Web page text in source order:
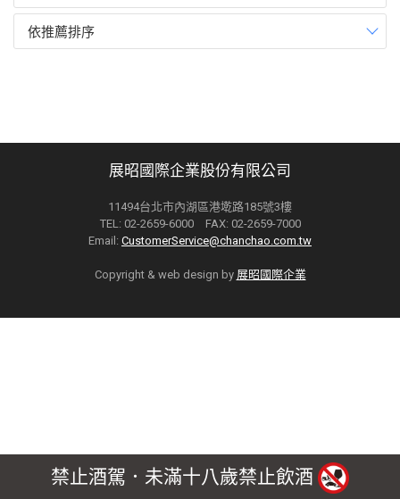
依推薦排序
展昭國際企業股份有限公司
11494台北市內湖區港墘路185號3樓
TEL: 02-2659-6000 FAX: 02-2659-7000
Email: CustomerService@chanchao.com.tw
Copyright & web design by 展昭國際企業
禁止酒駕．未滿十八歲禁止飲酒